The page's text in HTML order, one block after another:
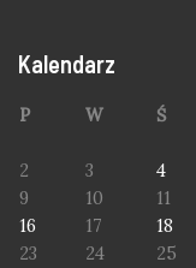
Kalendarz
P W Ś
2
3 4
9
10 11
16
17 18
23
24 25